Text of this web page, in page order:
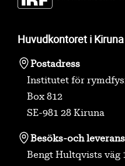
Huvudkontoret i Kiruna
Postadress
Institutet för
Box 812
SE-981 28 Kiruna
Besöks-och
Bengt Hultqvists väg